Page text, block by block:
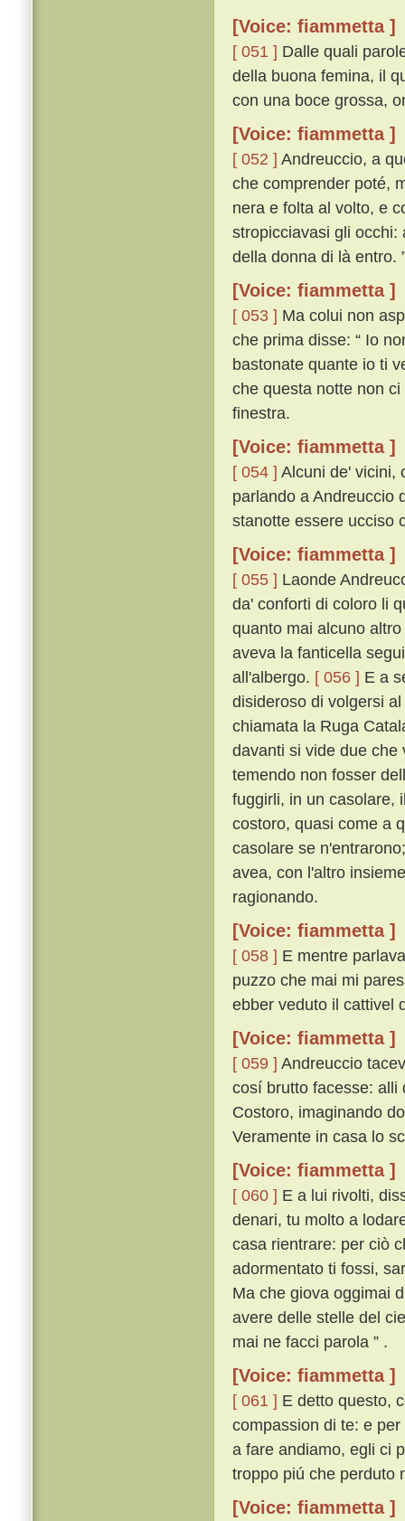
[Voice: fiammetta ]
[ 051 ] Dalle quali
della buona femina, il
con una boce grossa,
[Voice: fiammetta ]
[ 052 ] Andreuccio, a
che comprender poté,
nera e folta al volto, e
stropicciavasi gli occhi:
della donna di là entro.
[Voice: fiammetta ]
[ 053 ] Ma colui non
che prima disse: “ Io
bastonate quante io ti
che questa notte non
finestra.
[Voice: fiammetta ]
[ 054 ] Alcuni de' vicini,
parlando a Andreuccio
stanotte essere ucciso
[Voice: fiammetta ]
[ 055 ] Laonde
da' conforti di coloro li
quanto mai alcuno
aveva la fanticella
all'albergo. [ 056 ] E a
disideroso di volgersi
chiamata la Ruga
davanti si vide due che
temendo non fosser
fuggirli, in un casolare,
costoro, quasi come a
casolare se
avea, con l'altro
ragionando.
[Voice: fiammetta ]
[ 058 ] E mentre
puzzo che mai mi
ebber veduto il cattivel
[Voice: fiammetta ]
[ 059 ] Andreuccio
cosí brutto facesse: alli
Costoro, imaginando
Veramente in casa lo
[Voice: fiammetta ]
[ 060 ] E a lui rivolti,
denari, tu molto a
casa rientrare: per ciò
adormentato ti fossi,
Ma che giova oggimai
avere delle stelle del
mai ne facci parola ” .
[Voice: fiammetta ]
[ 061 ] E detto questo,
compassion di te: e
a fare andiamo, egli ci
troppo piú che perduto
[Voice: fiammetta ]